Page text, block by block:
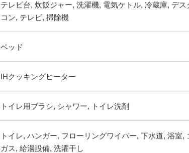
テレビ台, 炊飯ジャー, 洗濯機, 電気ケトル, 冷蔵庫, デ
コン, テレビ, 掃除機
ベッド
IHクッキングヒーター
トイレ用ブラシ, シャワー, トイレ洗剤
トイレ, ハンガー, フローリングワイパー, 下水道, 浴室
ガス, 給湯設備, 洗濯干し